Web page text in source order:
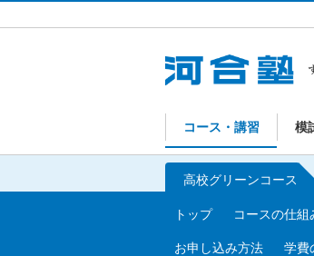
コース・講習 模
高校グリーンコース
トップ コースの仕組
お申し込み方法 学費